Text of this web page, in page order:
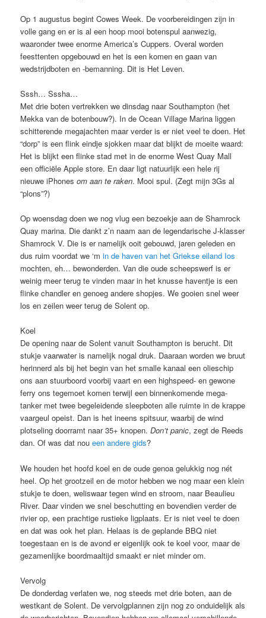
Op 1 augustus begint Cowes Week. De voorbereidingen zijn in
volle gang en er is al een hoop mooi botenspul aanwezig,
waaronder twee enorme America’s Cuppers. Overal worden
feesttenten opgebouwd en het is een komen en gaan van
wedstrijdboten en -bemanning. Dit is Het Leven.
Sssh… Sssha…
Met drie boten vertrekken we dinsdag naar Southampton (het
Mekka van de botenbouw?). In de Ocean Village Marina liggen
schitterende megajachten maar verder is er niet veel te doen. Het
“dorp” is een flink eindje sjokken maar dat blijkt de moeite waard:
Het is blijkt een flinke stad met in de enorme West Quay Mall
een officiële Apple store. En daar ligt natuurlijk een hele rij
nieuwe iPhonesom aan te raken. Mooi spul. (Zegt mijn 3Gs al
“plons”?)
Op woensdag doen we nog vlug een bezoekje aan de Shamrock
Quay marina. Die dankt z’n naam aan de legendarische J-klasser
Shamrock V. Die is er namelijk ooit gebouwd, jaren geleden en
dus ruim voordat we ‘min de haven van het Griekse eiland Ios
mochten, eh… bewonderden. Van die oude scheepswerf is er
weinig meer terug te vinden maar in het knusse haventje is een
flinke chandler en genoeg andere shopjes. We gooien snel weer
los en zeilen weer terug de Solent op.
Koel
De opening naar de Solent vanuit Southampton is berucht. Dit
stukje vaarwater is namelijk nogal druk. Daaraan worden we bruut
herinnerd als bij het begin van het smalle kanaal een olieschip
ons aan stuurboord voorbij vaart en een highspeed- en gewone
ferry ons tegemoet komen terwijl een binnenkomende mega-
tanker met twee begeleidende sleepboten alle ruimte in de krappe
vaargeul opeist. Dan is het ineens spitsuur, waarbij de wind
plotseling doorramt naar 35+ knopen.Don’t panic, zegt de Reeds
dan. Of was dat noueen andere gids?
We houden het hoofd koel en de oude genoa gelukkig nog nét
heel. Op het grootzeil en de motor hebben we nog maar een klein
stukje te doen, weliswaar tegen wind en stroom, naar Beaulieu
River. Daar vinden we snel beschutting en bovendien verder de
rivier op, een prachtige rustieke ligplaats. Er is niet veel te doen
en dat was ook het plan. Helaas is de geplande BBQ niet
toegestaan en is de avond er eigenlijk ook te koel voor, maar de
gezamenlijke boordmaaltijd smaakt er niet minder om.
Vervolg
De donderdag verlaten we, nog steeds met drie boten, aan de
westkant de Solent. De vervolgplannen zijn nog zo onduidelijk als